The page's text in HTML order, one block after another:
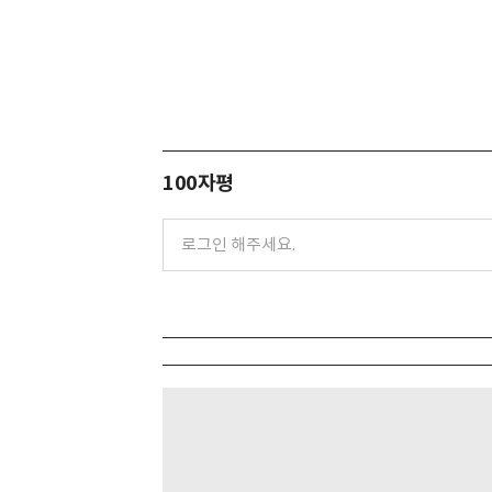
100자평